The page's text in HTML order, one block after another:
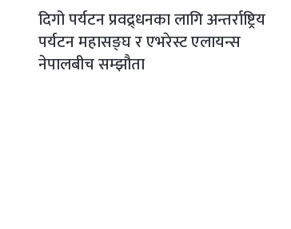
दिगो पर्यटन प्रवद्र्धनका लागि अन्तर्राष्ट्रिय
पर्यटन महासङ्घ र एभरेस्ट एलायन्स
नेपालबीच सम्झौता